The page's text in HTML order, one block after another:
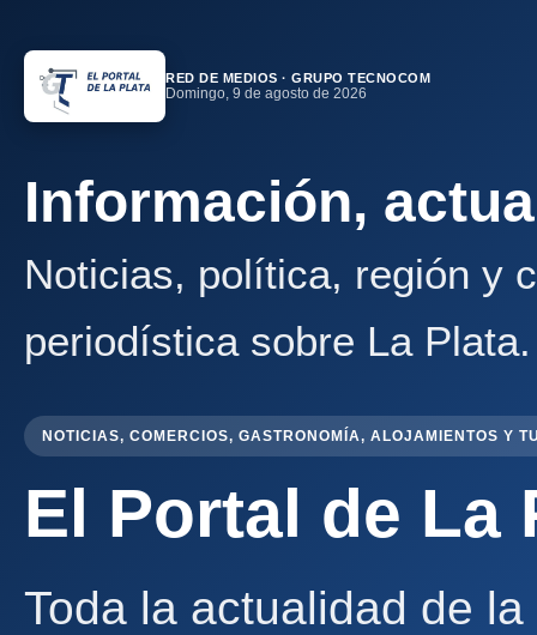
RED DE MEDIOS · GRUPO TECNOCOM
Domingo, 9 de agosto de 2026
Información,
Noticias, política, región y
periodística sobre La Plata.
NOTICIAS, COMERCIOS, GASTRONOMÍA, ALOJAMIENTOS Y
El Portal de La
Toda la actualidad de